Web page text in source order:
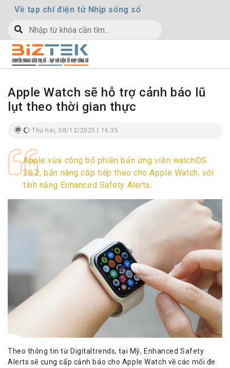
Về tạp chí điện tử Nhịp sống số
Apple Watch sẽ hỗ trợ cảnh báo lũ
lụt theo thời gian thực
Thứ hai, 08/12/2025 | 16:35
Apple vừa công bố phiên bản ứng viên watchOS
26.2, bản nâng cấp tiếp theo cho Apple Watch, với
tính năng Enhanced Safety Alerts.
Theo thông tin từ Digitaltrends, tại Mỹ, Enhanced Safety
Alerts sẽ cung cấp cảnh báo cho Apple Watch về các mối đe